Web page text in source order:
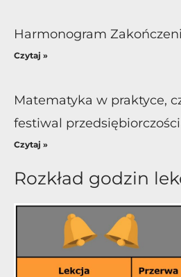
Harmonogram
Czytaj »
Matematyka w praktyce,
festiwal
Czytaj »
Rozkład godzin